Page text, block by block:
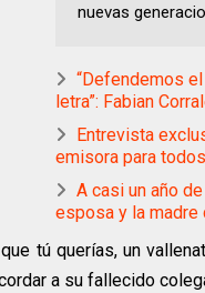
nuevas
“Defendemos
letra”: Fabian
Entrevista
emisora para
A casi un año
esposa y la madre
tú querías, un
a su fallecido